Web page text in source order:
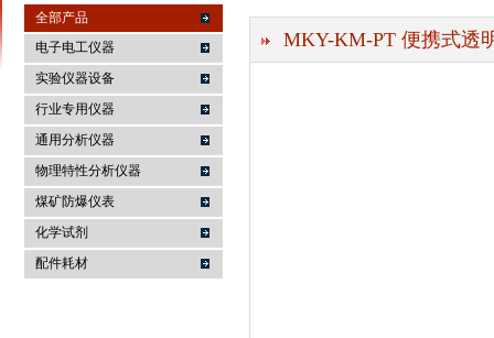
麦科仪（北京）科技有限公司
全部产品
电子电工仪器
实验仪器设备
行业专用仪器
通用分析仪器
物理特性分析仪器
煤矿防爆仪表
化学试剂
配件耗材
MKY-KM-PT 便携式透